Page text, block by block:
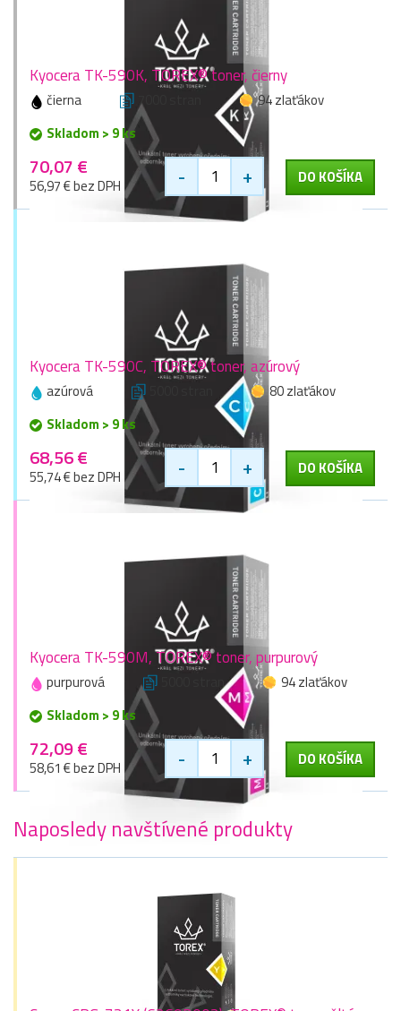
Kyocera TK-590K, TOREX® toner, čierny
čierna 7000 stran
94 zlaťákov
Skladom > 9 ks
70,07 €
56,97 € bez DPH - + DO KOŠÍKA
Kyocera TK-590C, TOREX® toner, azúrový
azúrová
80 zlaťákov
Skladom > 9 ks
68,56 €
55,74 € bez DPH - + DO KOŠÍKA
Kyocera TK-590M, TOREX® toner, purpurový
purpurová 5000 stran
94 zlaťákov
Skladom > 9 ks
72,09 €
58,61 € bez DPH - + DO KOŠÍKA
Naposledy navštívené produkty